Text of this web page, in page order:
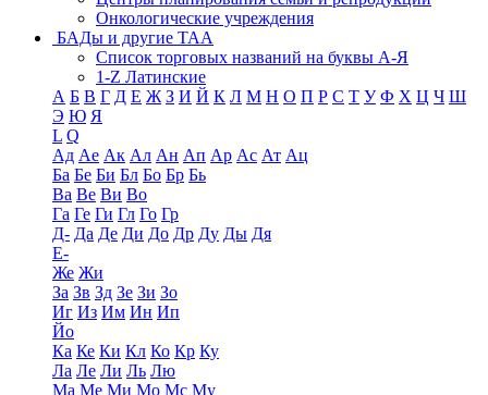
Онкологические учреждения
БАДы и другие ТАА
Список торговых названий на буквы А-Я
1-Z Латинские
А Б В Г Д Е Ж З И Й К Л М Н О П Р С Т У Ф Х Ц Ч Ш
Э Ю Я
L Q
Ад Ае Ак Ал Ан Ап Ар Ас Ат Ац
Ба Бе Би Бл Бо Бр Бь
Ва Ве Ви Во
Га Ге Ги Гл Го Гр
Д- Да Де Ди До Др Ду Ды Дя
Е-
Же Жи
За Зв Зд Зе Зи Зо
Иг Из Им Ин Ип
Йо
Ка Ке Ки Кл Ко Кр Ку
Ла Ле Ли Ль Лю
Ма Ме Ми Мо Мс Му